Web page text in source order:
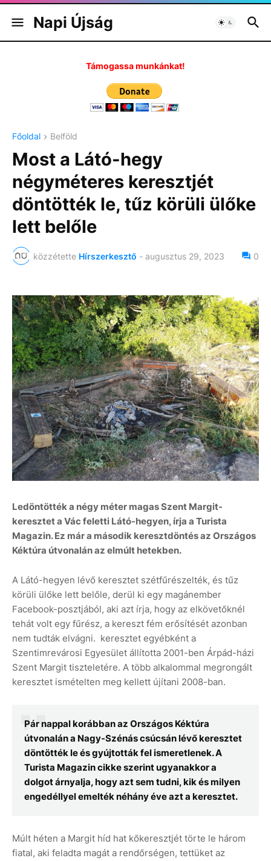
Napi Újság
Támogassa munkánkat!
Főoldal Belföld
Most a Látó-hegy
négyméteres keresztjét
döntötték le, tűz körüli ülőke
lett belőle
közzétette Hírszerkesztő - augusztus 29, 2023 0
Ledöntötték a négy méter magas Szent Margit-
keresztet a Vác feletti Látó-hegyen, írja a Turista
Magazin. Ez már a második keresztdöntés az Országos
Kéktúra útvonalán az elmúlt hetekben.
A Látó-hegyen lévő keresztet szétfűrészelték, és tűz
körüli ülőke lett belőle, derül ki egy magánember
Facebook-posztjából, aki azt írja, hogy az elkövetőknél
tehát volt egy fűrész, a kereszt fém erősítését azonban
nem tudták elvágni. keresztet egyébként a
Szentimrevárosi Egyesület állította 2001-ben Árpád-házi
Szent Margit tiszteletére. A több alkalommal megrongált
keresztet ismételten meg kellett újítani 2008-ban.
Pár nappal korábban az Országos Kéktúra
útvonalán a Nagy-Szénás csúcsán lévő keresztet
döntötték le és gyújtották fel ismeretlenek. A
Turista Magazin cikke szerint ugyanakkor a
dolgot árnyalja, hogy azt sem tudni, kik és milyen
engedéllyel emelték néhány éve azt a keresztet.
Múlt héten a Margit híd hat kőkeresztjét törte le három
fiatal, aki feladta magát a rendőrségen, tettüket az